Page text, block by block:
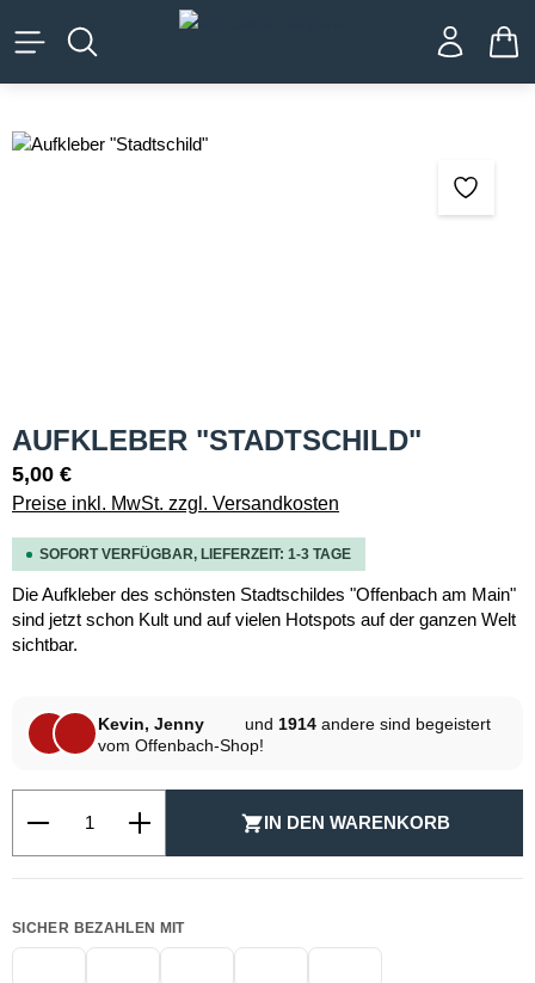
springen
Bildergalerie überspringen
AUFKLEBER "STADTSCHILD"
5,00 €
Preise inkl. MwSt. zzgl. Versandkosten
SOFORT VERFÜGBAR, LIEFERZEIT: 1-3 TAGE
Die Aufkleber des schönsten Stadtschildes "Offenbach am Main"
sind jetzt schon Kult und auf vielen Hotspots auf der ganzen Welt
sichtbar.
Kevin, Jenny und 1914 andere sind begeistert
vom Offenbach-Shop!
IN DEN WARENKORB
SICHER BEZAHLEN MIT